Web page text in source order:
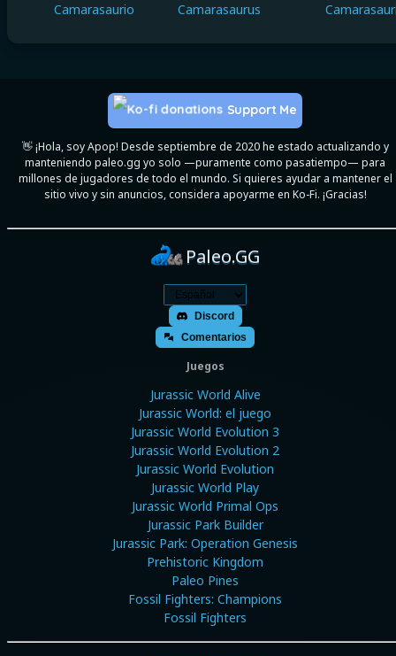
Camarasaurio Camarasaurus
👋 ¡Hola, soy Apop! Desde septiembre de 2020 he estado actualizando y
manteniendo paleo.gg yo solo —puramente como pasatiempo— para
millones de jugadores de todo el mundo. Si quieres ayudar a mantener el
sitio vivo y sin anuncios, considera apoyarme en Ko-Fi. ¡Gracias!
Support Me
Paleo.GG
Discord
Comentarios
Juegos
Jurassic World Alive
Jurassic World: el juego
Jurassic World Evolution 3
Jurassic World Evolution 2
Jurassic World Evolution
Jurassic World Play
Jurassic World Primal Ops
Jurassic Park Builder
Jurassic Park: Operation Genesis
Prehistoric Kingdom
Paleo Pines
Fossil Fighters: Champions
Fossil Fighters